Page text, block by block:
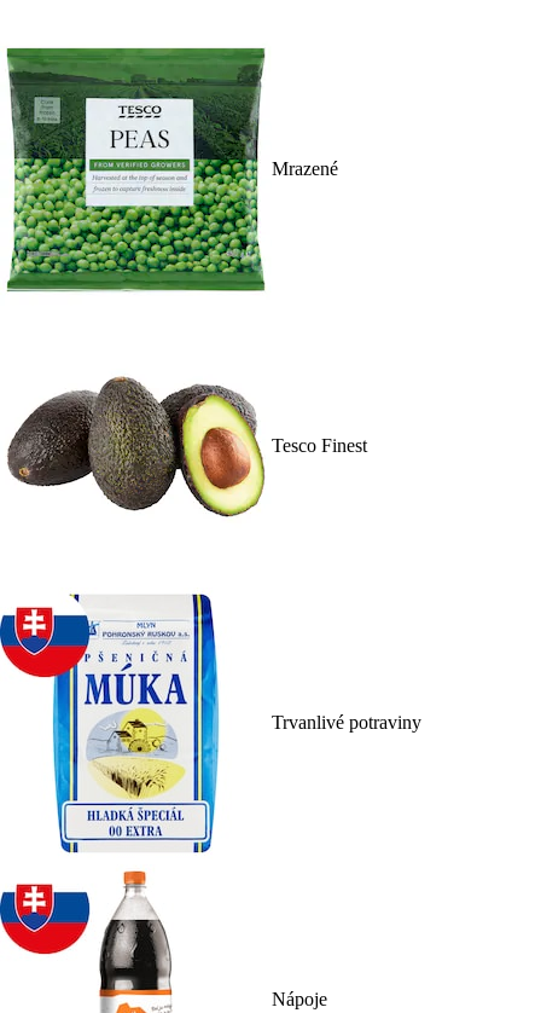
Mrazené
Tesco Finest
Trvanlivé potraviny
Nápoje